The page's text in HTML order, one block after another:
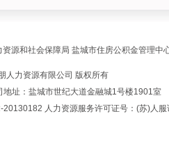
资源和社会保障局 盐城市住房公积金管理中
人力资源有限公司 版权所有
址：盐城市世纪大道金融城1号楼1901室
20130182 人力资源服务许可证号：(苏)人